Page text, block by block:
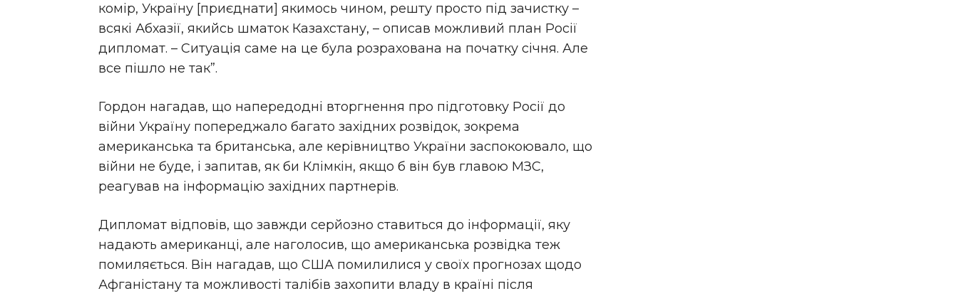
комір, Україну [приєднати] якимось чином, решту просто під зачистку –
всякі Абхазії, якийсь шматок Казахстану, – описав можливий план Росії
дипломат. – Ситуація саме на це була розрахована на початку січня. Але
все пішло не так”.
Гордон нагадав, що напередодні вторгнення про підготовку Росії до
війни Україну попереджало багато західних розвідок, зокрема
американська та британська, але керівництво України заспокоювало, що
війни не буде, і запитав, як би Клімкін, якщо б він був главою МЗС,
реагував на інформацію західних партнерів.
Дипломат відповів, що завжди серйозно ставиться до інформації, яку
надають американці, але наголосив, що американська розвідка теж
помиляється. Він нагадав, що США помилилися у своїх прогнозах щодо
Афганістану та можливості талібів захопити владу в країні після